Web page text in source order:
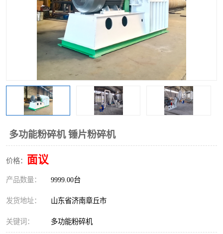
多功能粉碎机 锤片粉碎机
价格： 面议
产品数量： 9999.00台
发货地址： 山东省济南章丘市
关键词： 多功能粉碎机
颗粒冷却机 颗粒燃烧机
滚筒筛 滚筒筛分机
锯末滚筒筛